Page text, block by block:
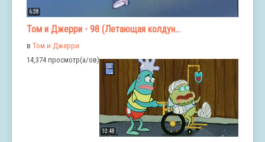
6:38
Том и Джерри - 98 (Летающая колдун...
в Том и Джерри
14,374 просмотр(а/ов)
10:48